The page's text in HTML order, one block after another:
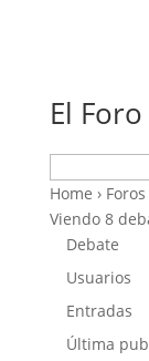
El Foro
Home › Foros
Viendo 8
Debate
Usuarios
Entradas
Última